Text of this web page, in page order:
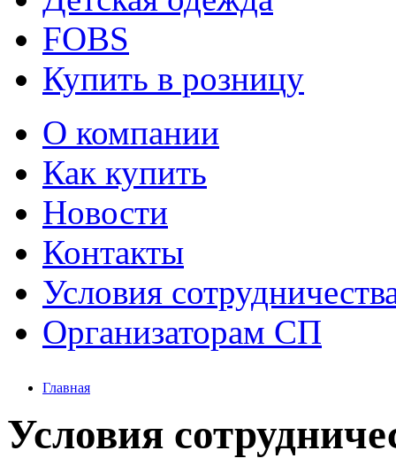
FOBS
Купить в розницу
О компании
Как купить
Новости
Контакты
Условия
Организаторам СП
Главная
Условия